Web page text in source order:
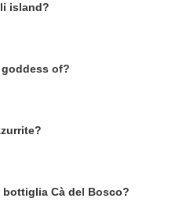
island?
of?
Cà del Bosco?